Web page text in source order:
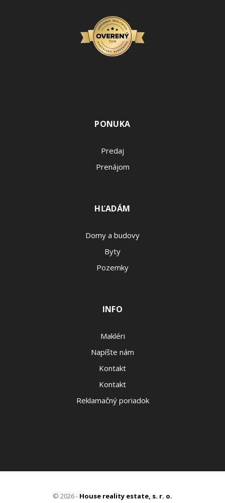
PONUKA
Predaj
Prenájom
HĽADÁM
Domy a budovy
Byty
Pozemky
INFO
Makléri
Napíšte nám
Kontakt
Kontakt
Reklamačný poriadok
© 2026 - House reality estate, s. r. o.